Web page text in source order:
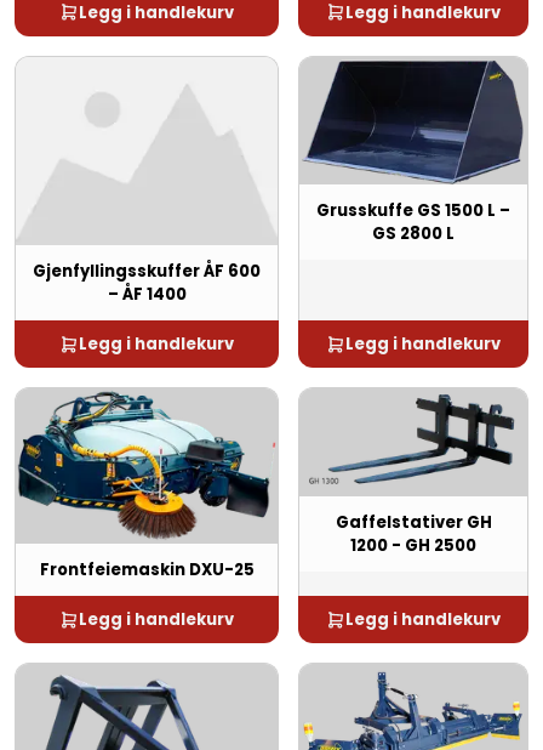
Legg i handlekurv Legg i handlekurv
Gjenfyllingsskuffer ÅF 600
– ÅF 1400
Legg i handlekurv
Grusskuffe GS 1500 L –
GS 2800 L
Legg i handlekurv
Frontfeiemaskin DXU-25
Legg i handlekurv
Gaffelstativer GH
1200 - GH 2500
Legg i handlekurv